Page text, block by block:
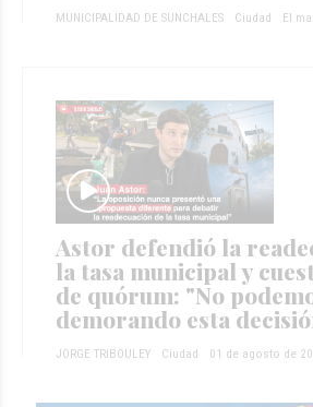
MUNICIPALIDAD DE SUNCHALES Ciudad El
Astor defendió la
la tasa municipal y
de quórum: "No
demorando esta
JORGE TRIBOULEY Ciudad 01 de agosto de